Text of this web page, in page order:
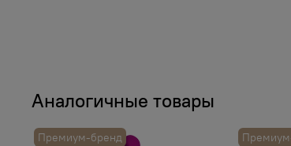
Аналогичные товары
Премиум-бренд